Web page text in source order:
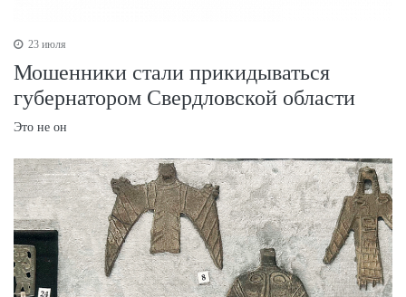
23 июля
Мошенники стали прикидываться
губернатором Свердловской области
Это не он